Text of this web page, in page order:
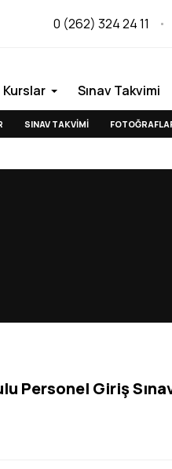
0 (262) 324 24 11
Kurslar Sınav Takvimi
SINAV TAKVİMİ
Personel Giriş